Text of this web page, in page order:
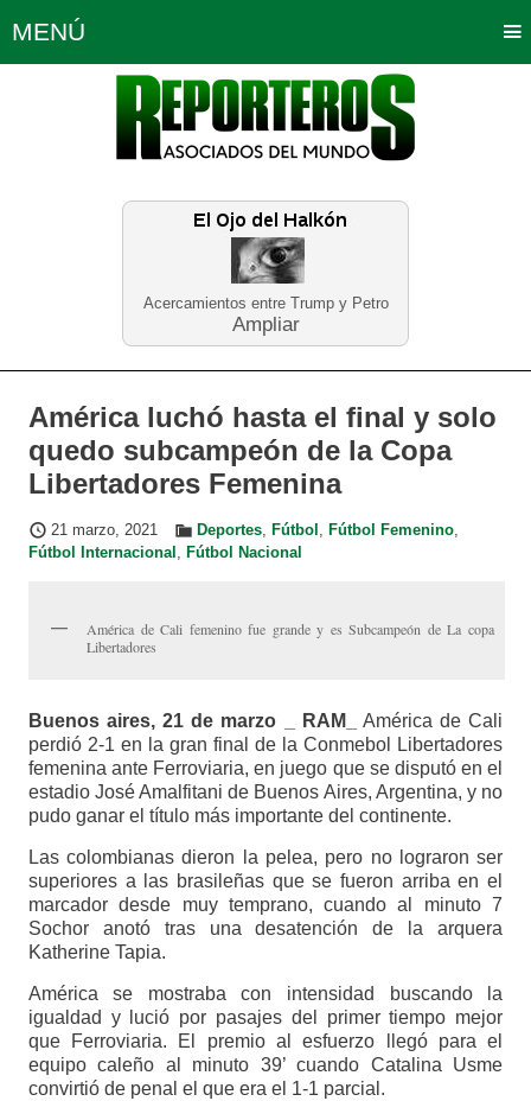
Acercamientos entre Trump y Petro
Ampliar
MENÚ
Política Opinión Bogotá
Planeta Tierra Deportes
Educación Neira
América luchó hasta el final y solo
quedo subcampeón de la Copa
Libertadores Femenina
21 marzo, 2021 Deportes, Fútbol , Fútbol Femenino,
Fútbol Internacional , Fútbol Nacional
América de Cali femenino fue grande y es Subcampeón de La copa
Libertadores
Buenos aires, 21 de marzo _ RAM_
América de Cali
perdió 2-1 en la gran final de la Conmebol Libertadores
femenina ante Ferroviaria, en juego que se disputó en el
estadio José Amalfitani de Buenos Aires, Argentina, y no
pudo ganar el título más importante del continente.
Las colombianas dieron la pelea, pero no lograron ser
superiores a las brasileñas que se fueron arriba en el
marcador desde muy temprano, cuando al minuto 7
Sochor anotó tras una desatención de la arquera
Katherine Tapia.
América se mostraba con intensidad buscando la
igualdad y lució por pasajes del primer tiempo mejor
que Ferroviaria. El premio al esfuerzo llegó para el
equipo caleño al minuto 39’ cuando Catalina Usme
convirtió de penal el que era el 1-1 parcial.